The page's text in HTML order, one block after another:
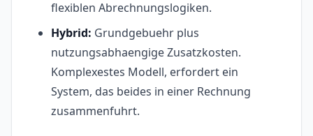
flexiblen Abrechnungslogiken.
Hybrid: Grundgebuehr plus
nutzungsabhaengige Zusatzkosten.
Komplexestes Modell, erfordert ein
System, das beides in einer Rechnung
zusammenfuhrt.